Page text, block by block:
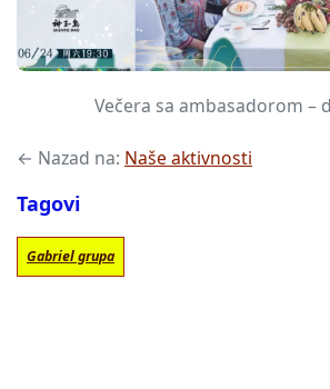
Večera sa ambasadorom –
← Nazad na: Naše aktivnosti
Tagovi
Gabriel grupa